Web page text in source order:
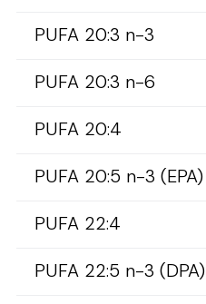
PUFA 20:3 n-3
PUFA 20:3 n-6
PUFA 20:4
PUFA 20:5 n-3 (EPA)
PUFA 22:4
PUFA 22:5 n-3 (DPA)